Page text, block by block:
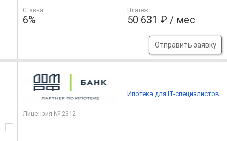
Ставка
6%
Платеж
50 631 ₽ / мес
Отправить заявку
Лицензия № 2312
Ипотека для IT-специалистов